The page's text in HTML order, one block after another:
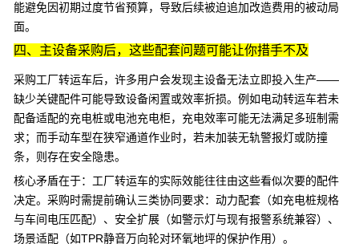
能避免因初期过度节省预算，导致后续被迫追加改造费用的被动局
面。
四、主设备采购后，这些配套问题可能让你措手不及
采购工厂转运车后，许多用户会发现主设备无法立即投入生产——
缺少关键配件可能导致设备闲置或效率折损。例如电动转运车若未
配备适配的充电桩或电池充电柜，充电效率可能无法满足多班制需
求；而手动车型在狭窄通道作业时，若未加装无轨警报灯或防撞
条，则存在安全隐患。
核心矛盾在于：工厂转运车的实际效能往往由这些看似次要的配件
决定。采购时需提前确认三类协同要求：动力配套（如充电桩规格
与车间电压匹配）、安全扩展（如警示灯与现有报警系统兼容）、
场景适配（如TPR静音万向轮对环氧地坪的保护作用）。